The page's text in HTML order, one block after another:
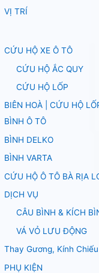
VỊ TRÍ
CỨU HỘ XE Ô TÔ
CỨU HỘ ẮC QUY
CỨU HỘ LỐP
BIÊN HOÀ | CỨU HỘ
BÌNH Ô TÔ
BÌNH DELKO
BÌNH VARTA
CỨU HỘ Ô TÔ BÀ RỊA
DỊCH VỤ
CÂU BÌNH & KÍCH
VÁ VỎ LƯU ĐỘNG
Thay Gương, Kính
PHỤ KIỆN